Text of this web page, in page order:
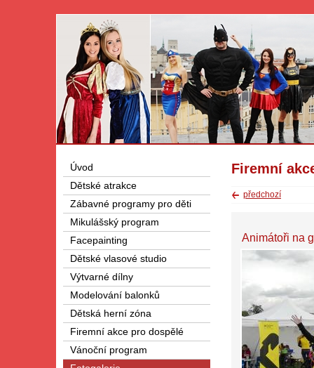
Firemní
předchozí
Animátoři na
Úvod
Dětské atrakce
Zábavné programy pro děti
Mikulášský program
Facepainting
Dětské vlasové studio
Výtvarné dílny
Modelování balonků
Dětská herní zóna
Firemní akce pro dospělé
Vánoční program